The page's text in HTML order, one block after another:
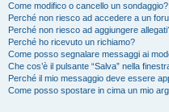
Come modifico o cancello un sondaggio?
Perché non riesco ad accedere a un
Perché non riesco ad aggiungere
Perché ho ricevuto un richiamo?
Come posso segnalare messaggi ai
Che cos’è il pulsante “Salva” nella
Perché il mio messaggio deve essere
Come posso spostare in cima un mio